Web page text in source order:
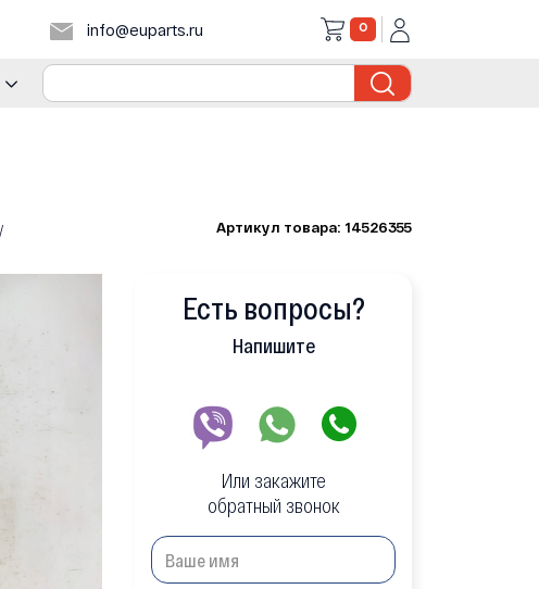
info@euparts.ru 0
Артикул товара: 14526355
Есть вопросы?
Напишите
Или закажите
обратный звонок